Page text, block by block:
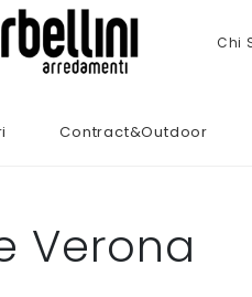
Chi
Contract&Outdoor
Verona